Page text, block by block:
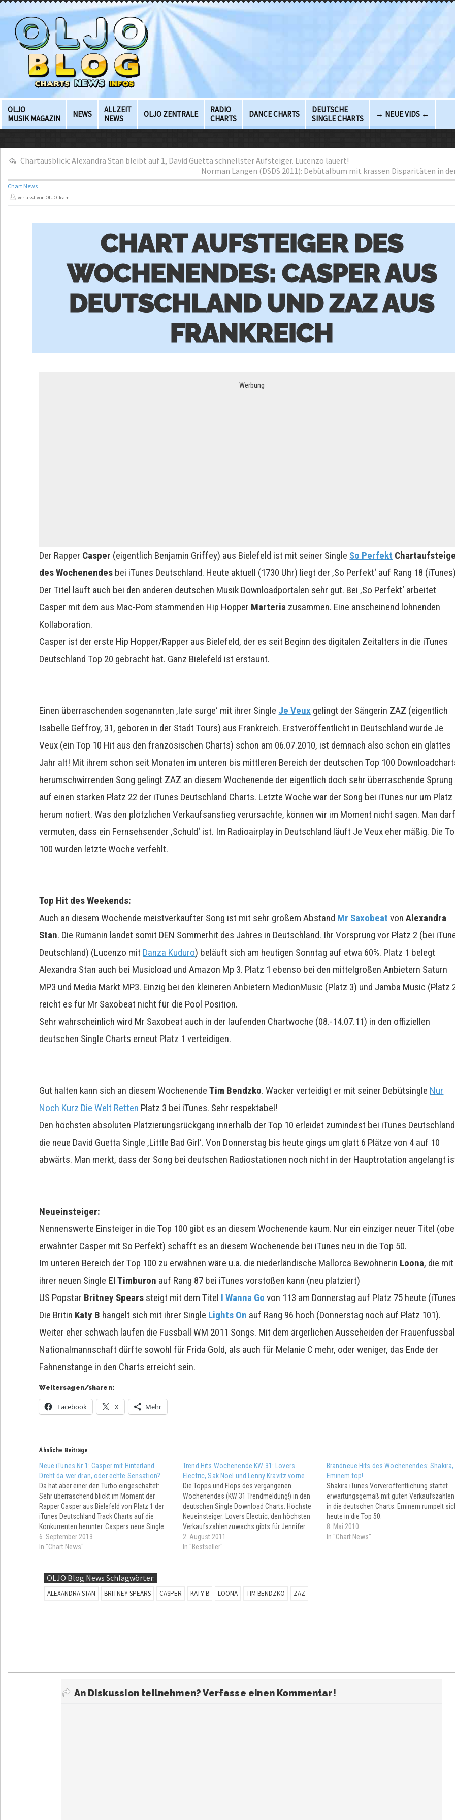
OLJO
MUSIK MAGAZIN
NEWS
ALLZEIT
NEWS
OLJO ZENTRALE
RADIO
CHARTS
DANCE CHARTS
DEUTSCHE
SINGLE CHARTS
→ NEUE VIDS ←
Chartausblick: Alexandra Stan bleibt auf 1, David Guetta schnellster Aufsteiger. Lucenzo lauert!
Norman Langen (DSDS 2011): Debütalbum mit krassen Disparitäten in
Chart News
verfasst von OLJO-Team
CHART AUFSTEIGER DES
WOCHENENDES: CASPER AUS
DEUTSCHLAND UND ZAZ AUS
FRANKREICH
Werbung
Der Rapper Casper (eigentlich Benjamin Griffey) aus Bielefeld ist mit seiner Single So Perfekt
des Wochenendes bei iTunes Deutschland. Heute aktuell (1730 Uhr) liegt der ‚So Perfekt‘ auf Rang 18
Der Titel läuft auch bei den anderen deutschen Musik Downloadportalen sehr gut. Bei ‚So Perfekt‘ arbeitet
Casper mit dem aus Mac-Pom stammenden Hip Hopper Marteria zusammen. Eine anscheinend lohnenden
Kollaboration.
Casper ist der erste Hip Hopper/Rapper aus Bielefeld, der es seit Beginn des digitalen Zeitalters in die iTunes
Deutschland Top 20 gebracht hat. Ganz Bielefeld ist erstaunt.
Einen überraschenden sogenannten ‚late surge‘ mit ihrer Single Je Veux gelingt der Sängerin ZAZ (eigentlich
Isabelle Geffroy, 31, geboren in der Stadt Tours) aus Frankreich. Erstveröffentlicht in Deutschland wurde Je
Veux (ein Top 10 Hit aus den französischen Charts) schon am 06.07.2010, ist demnach also schon ein glattes
Jahr alt! Mit ihrem schon seit Monaten im unteren bis mittleren Bereich der deutschen Top 100
herumschwirrenden Song gelingt ZAZ an diesem Wochenende der eigentlich doch sehr überraschende Sprung
auf einen starken Platz 22 der iTunes Deutschland Charts. Letzte Woche war der Song bei iTunes nur um Platz
herum notiert. Was den plötzlichen Verkaufsanstieg verursachte, können wir im Moment nicht sagen. Man
vermuten, dass ein Fernsehsender ‚Schuld‘ ist. Im Radioairplay in Deutschland läuft Je Veux eher mäßig. Die
100 wurden letzte Woche verfehlt.
Top Hit des Weekends:
Auch an diesem Wochende meistverkaufter Song ist mit sehr großem Abstand Mr Saxobeat vonAlexandra
Stan. Die Rumänin landet somit DEN Sommerhit des Jahres in Deutschland. Ihr Vorsprung vor Platz 2 (bei
Deutschland) (Lucenzo mit Danza Kuduro) beläuft sich am heutigen Sonntag auf etwa 60%. Platz 1 belegt
Alexandra Stan auch bei Musicload und Amazon Mp 3. Platz 1 ebenso bei den mittelgroßen Anbietern Saturn
MP3 und Media Markt MP3. Einzig bei den kleineren Anbietern MedionMusic (Platz 3) und Jamba Music (Platz
reicht es für Mr Saxobeat nicht für die Pool Position.
Sehr wahrscheinlich wird Mr Saxobeat auch in der laufenden Chartwoche (08.-14.07.11) in den offiziellen
deutschen Single Charts erneut Platz 1 verteidigen.
Gut halten kann sich an diesem WochenendeTim Bendzko. Wacker verteidigt er mit seiner Debütsingle Nur
Noch Kurz Die Welt Retten Platz 3 bei iTunes. Sehr respektabel!
Den höchsten absoluten Platzierungsrückgang innerhalb der Top 10 erleidet zumindest bei iTunes Deutschland
die neue David Guetta Single ‚Little Bad Girl‘. Von Donnerstag bis heute gings um glatt 6 Plätze von 4 auf 10
abwärts. Man merkt, dass der Song bei deutschen Radiostationen noch nicht in der Hauptrotation angelangt
Neueinsteiger:
Nennenswerte Einsteiger in die Top 100 gibt es an diesem Wochenende kaum. Nur ein einziger neuer Titel
erwähnter Casper mit So Perfekt) schafft es an diesem Wochenende bei iTunes neu in die Top 50.
Im unteren Bereich der Top 100 zu erwähnen wäre u.a. die niederländische Mallorca Bewohnerin Loona, die mit
ihrer neuen Single El Timburon auf Rang 87 bei iTunes vorstoßen kann (neu platziert)
US Popstar Britney Spears steigt mit dem Titel I Wanna Go von 113 am Donnerstag auf Platz 75 heute
Die Britin Katy B hangelt sich mit ihrer Single Lights On auf Rang 96 hoch (Donnerstag noch auf Platz 101).
Weiter eher schwach laufen die Fussball WM 2011 Songs. Mit dem ärgerlichen Ausscheiden der
Nationalmannschaft dürfte sowohl für Frida Gold, als auch für Melanie C mehr, oder weniger, das Ende der
Fahnenstange in den Charts erreicht sein.
Weitersagen/sharen:
Facebook X Mehr
Ähnliche Beiträge
Neue iTunes Nr 1: Casper mit Hinterland.
Dreht da wer dran, oder echte Sensation?
Da hat aber einer den Turbo eingeschaltet:
Sehr überraschend blickt im Moment der
Rapper Casper aus Bielefeld von Platz 1 der
iTunes Deutschland Track Charts auf die
Konkurrenten herunter. Caspers neue Single
Hinterland trifft in seinem Fanlager
offensichtlich auf hohe Kaufbereitschaft. Die
6. September 2013
In "Chart News"
Trend Hits Wochenende KW 31: Lovers
Electric, Sak Noel und Lenny Kravitz vorne
Die Topps und Flops des vergangenen
Wochenendes (KW 31 Trendmeldung!) in den
deutschen Single Download Charts: Höchste
Neueinsteiger: Lovers Electric, den höchsten
Verkaufszahlenzuwachs gibts für Jennifer
Lopez und die deutlichsten Rückgänge
verzeichnen wir für Amy Winehouse und Lady
2. August 2011
In "Bestseller"
Brandneue Hits des Wochenendes: Shakira,
Eminem top!
Shakira iTunes Vorveröffentlichung startet
erwartungsgemäß mit guten Verkaufszahlen
in die deutschen Charts. Eminem rumpelt
heute in die Top 50.
8. Mai 2010
In "Chart News"
OLJO Blog News Schlagwörter:
ALEXANDRA STAN BRITNEY SPEARS CASPER KATY B LOONA TIM BENDZKO ZAZ
An Diskussion teilnehmen? Verfasse einen Kommentar!